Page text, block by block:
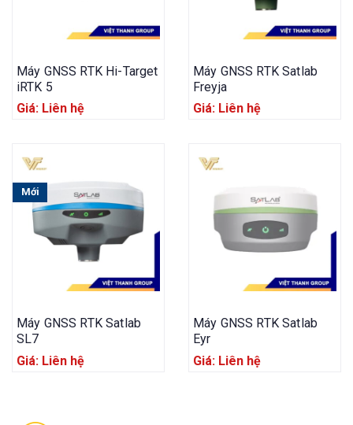
Máy GNSS RTK Hi-Target
iRTK 5
Giá: Liên hệ
Máy GNSS RTK Satlab
Freyja
Giá: Liên hệ
Mới
Máy GNSS RTK Satlab
SL7
Giá: Liên hệ
Máy GNSS RTK Satlab
Eyr
Giá: Liên hệ